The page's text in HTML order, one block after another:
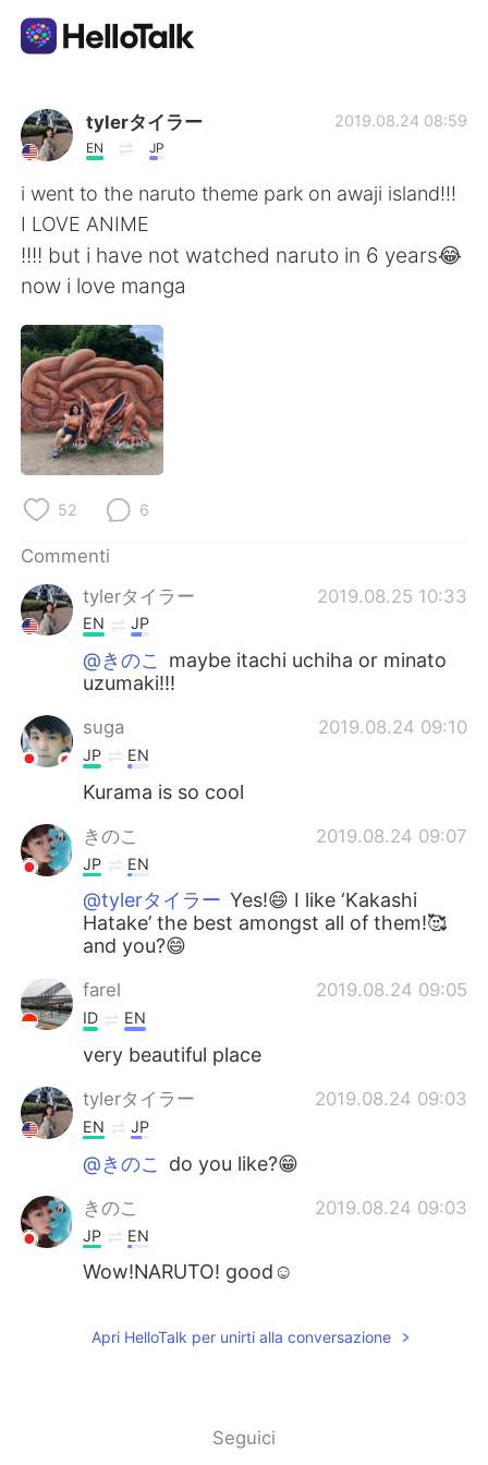
App di scambio linguistico
AI Grammar Checker
Italiano
English
繁體中文
العربية
Deutsch
한국어
ไทย
Türkçe Tiếng Việt
Português
tylerタイラー
EN JP
2019.08.24 08:59
i went to the naruto theme park on awaji island!!!
I LOVE ANIME
!!!! but i have not watched naruto in 6 years😂
now i love manga
52 6
Commenti
tylerタイラー
2019.08.25 10:33
EN JP
@きのこ
maybe itachi uchiha or minato
uzumaki!!!
suga 2019.08.24 09:10
JP EN
Kurama is so cool
きのこ 2019.08.24 09:07
JP EN
@tylerタイラー Yes!😄 I like ‘Kakashi
Hatake’ the best amongst all of them!🥰
and you?😄
farel 2019.08.24 09:05
ID EN
very beautiful place
tylerタイラー 2019.08.24 09:03
EN JP
@きのこ do you like?😁
きのこ 2019.08.24 09:03
JP EN
Wow!NARUTO! good☺️
Apri HelloTalk per unirti alla conversazione
Seguici